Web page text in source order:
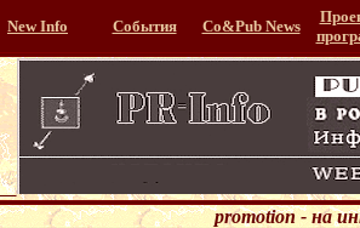
New Info События Со&Pub News
promotion - на